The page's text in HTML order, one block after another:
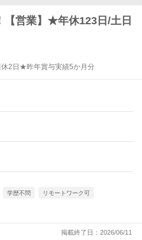
【営業】★年休123日/土日
休2日★昨年賞与実績5か月分
学歴不問 リモートワーク可
掲載終了日：2026/06/11